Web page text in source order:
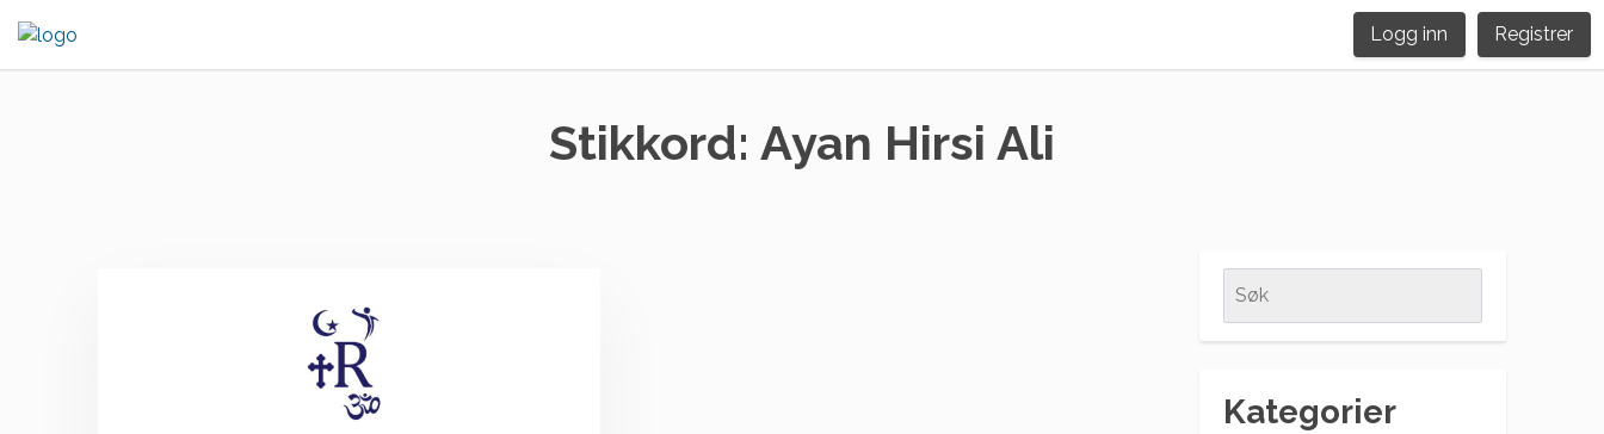
content
Logg inn Registrer
Stikkord: Ayan Hirsi Ali
Kategorier